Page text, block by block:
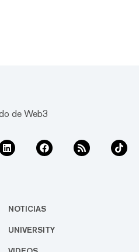
de Web3
NOTICIAS
UNIVERSITY